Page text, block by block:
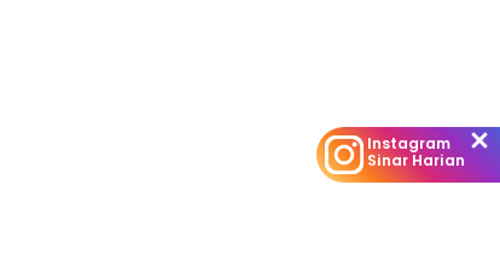
Instagram
Sinar Harian